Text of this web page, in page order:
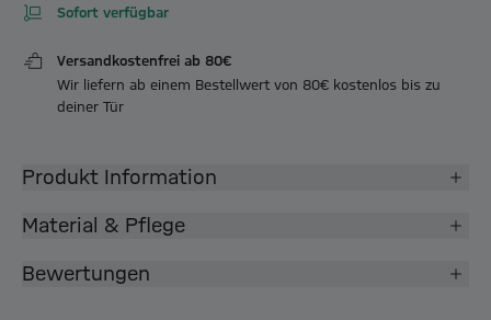
Sofort verfügbar
Versandkostenfrei ab 80€
Wir liefern ab einem Bestellwert von 80€ kostenlos bis zu
deiner Tür
Produkt Information
Material & Pflege
Bewertungen